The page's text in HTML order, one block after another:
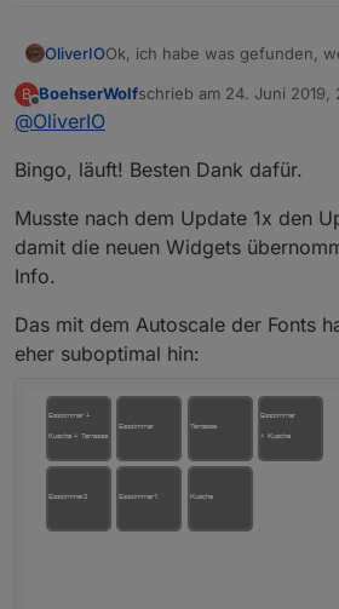
OliverIOOk, ich habe was gefunden,
Ich habe nun alle Widgets im
'Schwierigkeiten aufgefallen.
github verfügbar.
Ich bin gespannt, ob das
Instanz sich damit auch
B
Offline
BoehserWolfschrieb am 24. Juni 2019,
zuletzt editiert von
@OliverIO
Bingo, läuft! Besten Dank dafür.
Musste nach dem Update 1x den
damit die neuen Widgets
Info.
Das mit dem Autoscale der Fonts
eher suboptimal hin: